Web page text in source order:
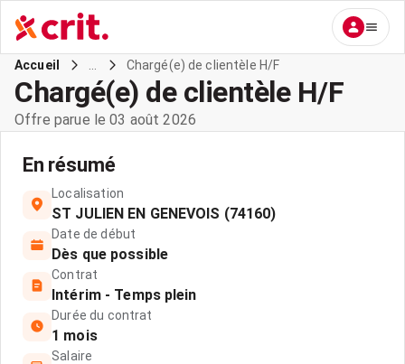
Accueil Chargé(e) de clientèle H/F
Chargé(e) de clientèle H/F
Offre parue le 03 août 2026
En résumé
Localisation
ST JULIEN EN GENEVOIS (74160)
Date de début
Dès que possible
Contrat
Intérim - Temps plein
Durée du contrat
1 mois
Salaire